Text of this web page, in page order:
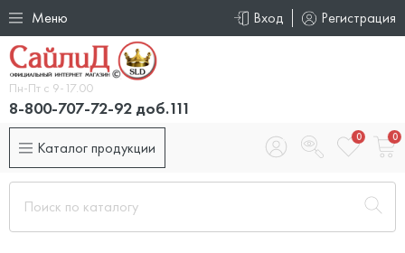
Меню Вход Регистрация
Пн-Пт с 9-17.00
8-800-707-72-92 доб.111
Каталог продукции
0 0